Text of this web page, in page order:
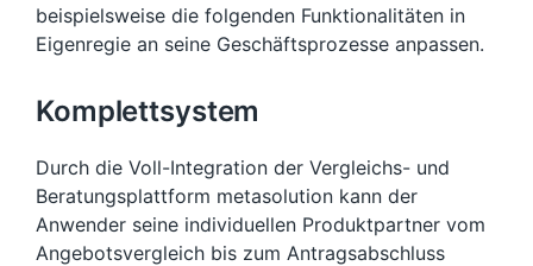
beispielsweise die folgenden Funktionalitäten in
Eigenregie an seine Geschäftsprozesse anpassen.
Komplettsystem
Durch die Voll-Integration der Vergleichs- und
Beratungsplattform metasolution kann der
Anwender seine individuellen Produktpartner vom
Angebotsvergleich bis zum Antragsabschluss